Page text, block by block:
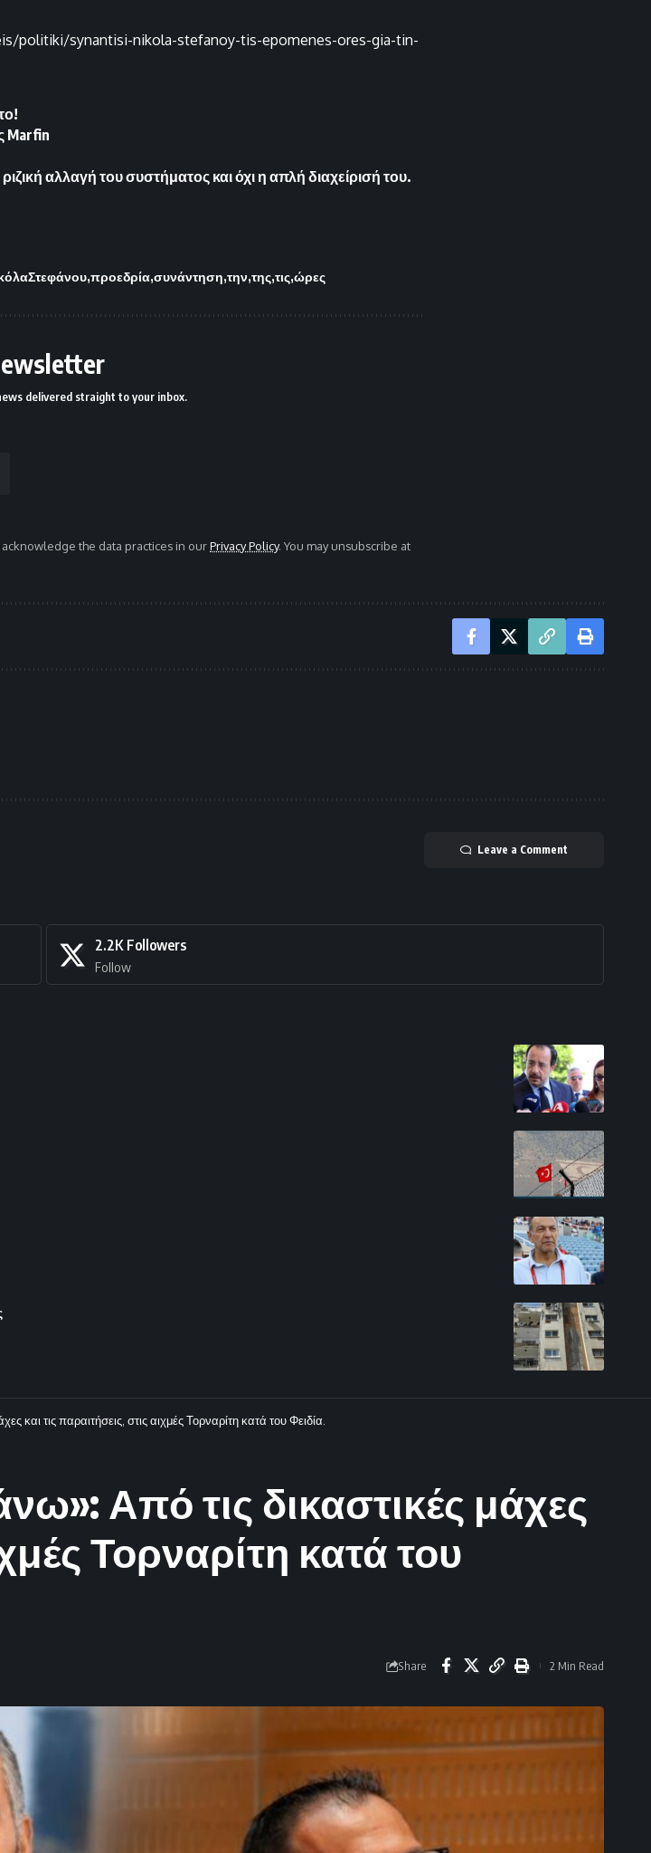
politiki/synantisi-nikola-stefanoy-tis-epomenes-ores-gia-tin-
Marfin
αλλαγή του συστήματος και όχι η απλή διαχείρισή του.
προεδρία συνάντηση την της τις ώρες
delivered straight to your inbox.
acknowledge the data practices in ourPrivacy Policy. You may unsubscribe at
Leave a Comment
2.2K Followers
Follow
και τις παραιτήσεις, στις αιχμές Τορναρίτη κατά του Φειδία.
Από τις δικαστικές μάχες
Τορναρίτη κατά του
Share 2 Min Read